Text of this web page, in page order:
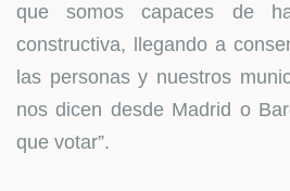
que somos capaces de
constructiva, llegando a
las personas y nuestros
nos dicen desde Madrid o
que votar”.